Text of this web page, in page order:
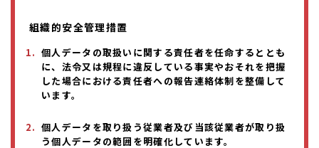
組織的安全管理措置
個人データの取扱いに関する責任者を任命するととも
に、法令又は規程に違反している事実やおそれを把握
した場合における責任者への報告連絡体制を整備して
います。
個人データを取り扱う従業者及び当該従業者が取り扱
う個人データの範囲を明確化しています。